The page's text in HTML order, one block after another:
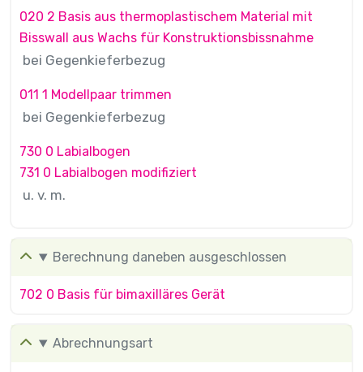
020 2 Basis aus thermoplastischem Material mit
Bisswall aus Wachs für Konstruktionsbissnahme
bei Gegenkieferbezug
011 1 Modellpaar trimmen
bei Gegenkieferbezug
730 0 Labialbogen
731 0 Labialbogen modifiziert
u. v. m.
Berechnung daneben ausgeschlossen
702 0 Basis für bimaxilläres Gerät
Abrechnungsart